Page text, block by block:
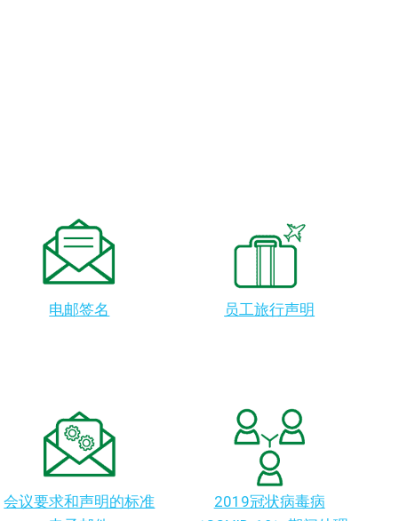
电邮签名 员工旅行声明
会议要求和声明的标准
2019冠状病毒病